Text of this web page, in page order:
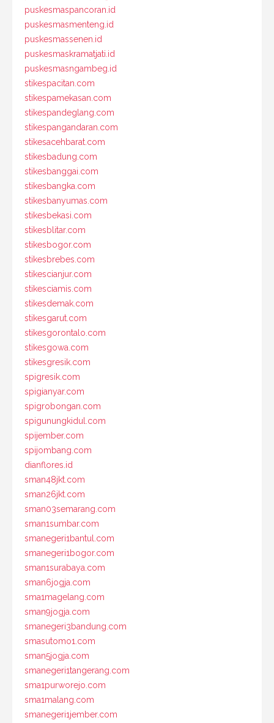
puskesmaspancoran.id
puskesmasmenteng.id
puskesmassenen.id
puskesmaskramatjati.id
puskesmasngambeg.id
stikespacitan.com
stikespamekasan.com
stikespandeglang.com
stikespangandaran.com
stikesacehbarat.com
stikesbadung.com
stikesbanggai.com
stikesbangka.com
stikesbanyumas.com
stikesbekasi.com
stikesblitar.com
stikesbogor.com
stikesbrebes.com
stikescianjur.com
stikesciamis.com
stikesdemak.com
stikesgarut.com
stikesgorontalo.com
stikesgowa.com
stikesgresik.com
spigresik.com
spigianyar.com
spigrobongan.com
spigunungkidul.com
spijember.com
spijombang.com
dianflores.id
sman48jkt.com
sman26jkt.com
sman03semarang.com
sman1sumbar.com
smanegeri1bantul.com
smanegeri1bogor.com
sman1surabaya.com
sman6jogja.com
sma1magelang.com
sman9jogja.com
smanegeri3bandung.com
smasutomo1.com
sman5jogja.com
smanegeri1tangerang.com
sma1purworejo.com
sma1malang.com
smanegeri1jember.com